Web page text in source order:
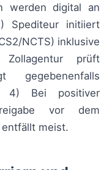
werden digital an
Spediteur initiiert
NCTS) inklusive
prüft
gegebenenfalls
4) Bei positiver
vor dem
meist.